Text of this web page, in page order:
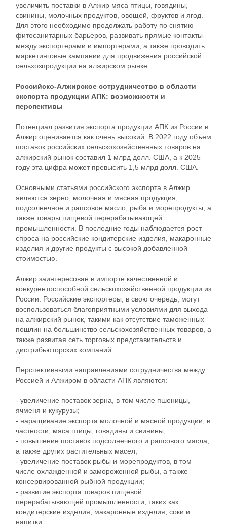
увеличить поставки в Алжир мяса птицы, говядины,
свинины, молочных продуктов, овощей, фруктов и ягод.
Для этого необходимо продолжать работу по снятию
фитосанитарных барьеров, развивать прямые контакты
между экспортерами и импортерами, а также проводить
маркетинговые кампании для продвижения российской
сельхозпродукции на алжирском рынке.
Российско-Алжирское сотрудничество в области
экспорта продукции АПК: возможности и
перспективы
Потенциал развития экспорта продукции АПК из России в
Алжир оценивается как очень высокий. В 2022 году объем
поставок российских сельскохозяйственных товаров на
алжирский рынок составил 1 млрд долл. США, а к 2025
году эта цифра может превысить 1,5 млрд долл. США.
Основными статьями российского экспорта в Алжир
являются зерно, молочная и мясная продукция,
подсолнечное и рапсовое масло, рыба и морепродукты, а
также товары пищевой перерабатывающей
промышленности. В последние годы наблюдается рост
спроса на российские кондитерские изделия, макаронные
изделия и другие продукты с высокой добавленной
стоимостью.
Алжир заинтересован в импорте качественной и
конкурентоспособной сельскохозяйственной продукции из
России. Российские экспортеры, в свою очередь, могут
воспользоваться благоприятными условиями для выхода
на алжирский рынок, такими как отсутствие таможенных
пошлин на большинство сельскохозяйственных товаров, а
также развитая сеть торговых представительств и
дистрибьюторских компаний.
Перспективными направлениями сотрудничества между
Россией и Алжиром в области АПК являются:
- увеличение поставок зерна, в том числе пшеницы,
ячменя и кукурузы;
- наращивание экспорта молочной и мясной продукции, в
частности, мяса птицы, говядины и свинины;
- повышение поставок подсолнечного и рапсового масла,
а также других растительных масел;
- увеличение поставок рыбы и морепродуктов, в том
числе охлажденной и замороженной рыбы, а также
консервированной рыбной продукции;
- развитие экспорта товаров пищевой
перерабатывающей промышленности, таких как
кондитерские изделия, макаронные изделия, соки и
напитки.